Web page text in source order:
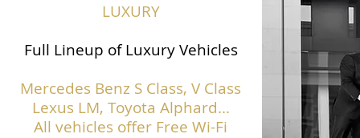
LUXURY
Full Lineup of Luxury Vehicles
Mercedes Benz S Class, V Class
Lexus LM, Toyota Alphard...
All vehicles offer Free Wi-Fi